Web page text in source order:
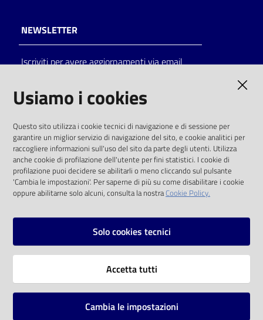
NEWSLETTER
Iscriviti per avere aggiornamenti via email
solo alle condizioni previste dalla direttiva
comunitaria 2003/98/CE e dal d.lgs. 36/2006
SOCIAL
Instagram
Vai alla pagina
Usiamo i cookies
Questo sito utilizza i cookie tecnici di navigazione e di sessione per
garantire un miglior servizio di navigazione del sito, e cookie analitici per
raccogliere informazioni sull'uso del sito da parte degli utenti. Utilizza
anche cookie di profilazione dell'utente per fini statistici. I cookie di
profilazione puoi decidere se abilitarli o meno cliccando sul pulsante
'Cambia le impostazioni'. Per saperne di più su come disabilitare i cookie
oppure abilitarne solo alcuni, consulta la nostraCookie Policy.
Solo cookies tecnici
Accetta tutti
Cambia le impostazioni